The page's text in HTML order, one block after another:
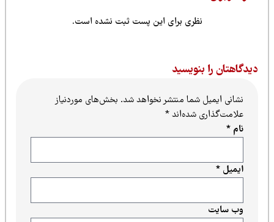
نظری برای این پست ثبت نشده است.
را بنویسید
نشانی ایمیل شما منتشر نخواهد شد.بخش‌های موردنیاز
علامت‌گذاری شده‌اند*
ایمیل*
وب‌ سایت